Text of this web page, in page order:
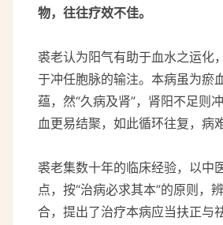
物，往往疗效不佳。
裘老认为阳气有助于血水之运化
于冲任胞脉的输注。本病虽为瘀
蕴，然“久病及肾”，肾阳不足则
血更易结聚，如此循环往复，病
裘老集数十年的临床经验，以中
点，按“治病必求其本”的原则，
合，提出了治疗本病应当扶正与